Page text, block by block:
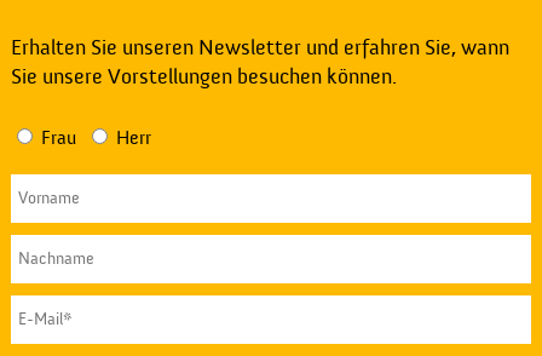
Erhalten Sie unseren Newsletter und erfahren Sie, wann
Sie unsere Vorstellungen besuchen können.
Frau Herr